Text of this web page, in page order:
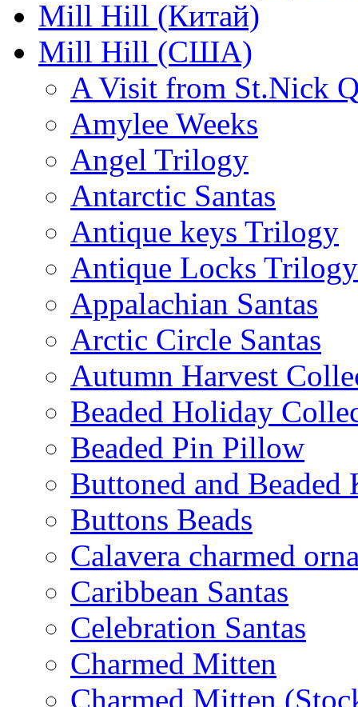
Mill Hill (Китай)
Mill Hill (США)
A Visit from St.Nick
Amylee Weeks
Angel Trilogy
Antarctic Santas
Antique keys Trilogy
Antique Locks Trilogy
Appalachian Santas
Arctic Circle Santas
Autumn Harvest
Beaded Holiday
Beaded Pin Pillow
Buttoned and Beaded
Buttons Beads
Calavera charmed
Caribbean Santas
Celebration Santas
Charmed Mitten
Charmed Mitten